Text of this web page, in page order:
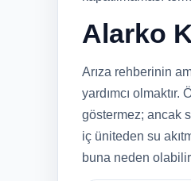
Alarko
Arıza rehberinin
yardımcı
göstermez; ancak
iç üniteden su
buna neden